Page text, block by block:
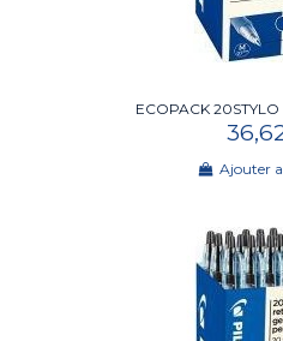
ECOPACK
Ajouter